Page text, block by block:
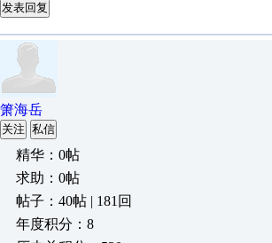
发表回复
箫海岳
关注 私信
精华：0帖
求助：0帖
帖子：40帖 | 181回
年度积分：8